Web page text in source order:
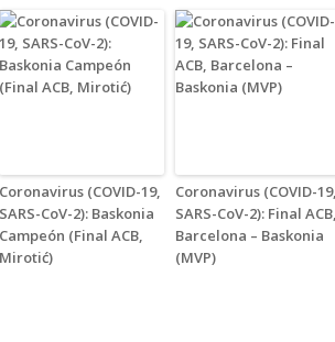
Coronavirus (COVID-19,
SARS-CoV-2): Baskonia
Campeón (Final ACB,
Mirotić)
Coronavirus (COVID-19,
SARS-CoV-2): Final ACB,
Barcelona – Baskonia
(MVP)